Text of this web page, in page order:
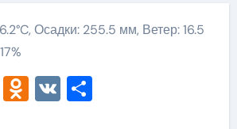
Осадки: 255.5 мм, Ветер: 16.5
Odnoklassniki
VKОтправить